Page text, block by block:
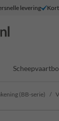
levering
(BB-serie)